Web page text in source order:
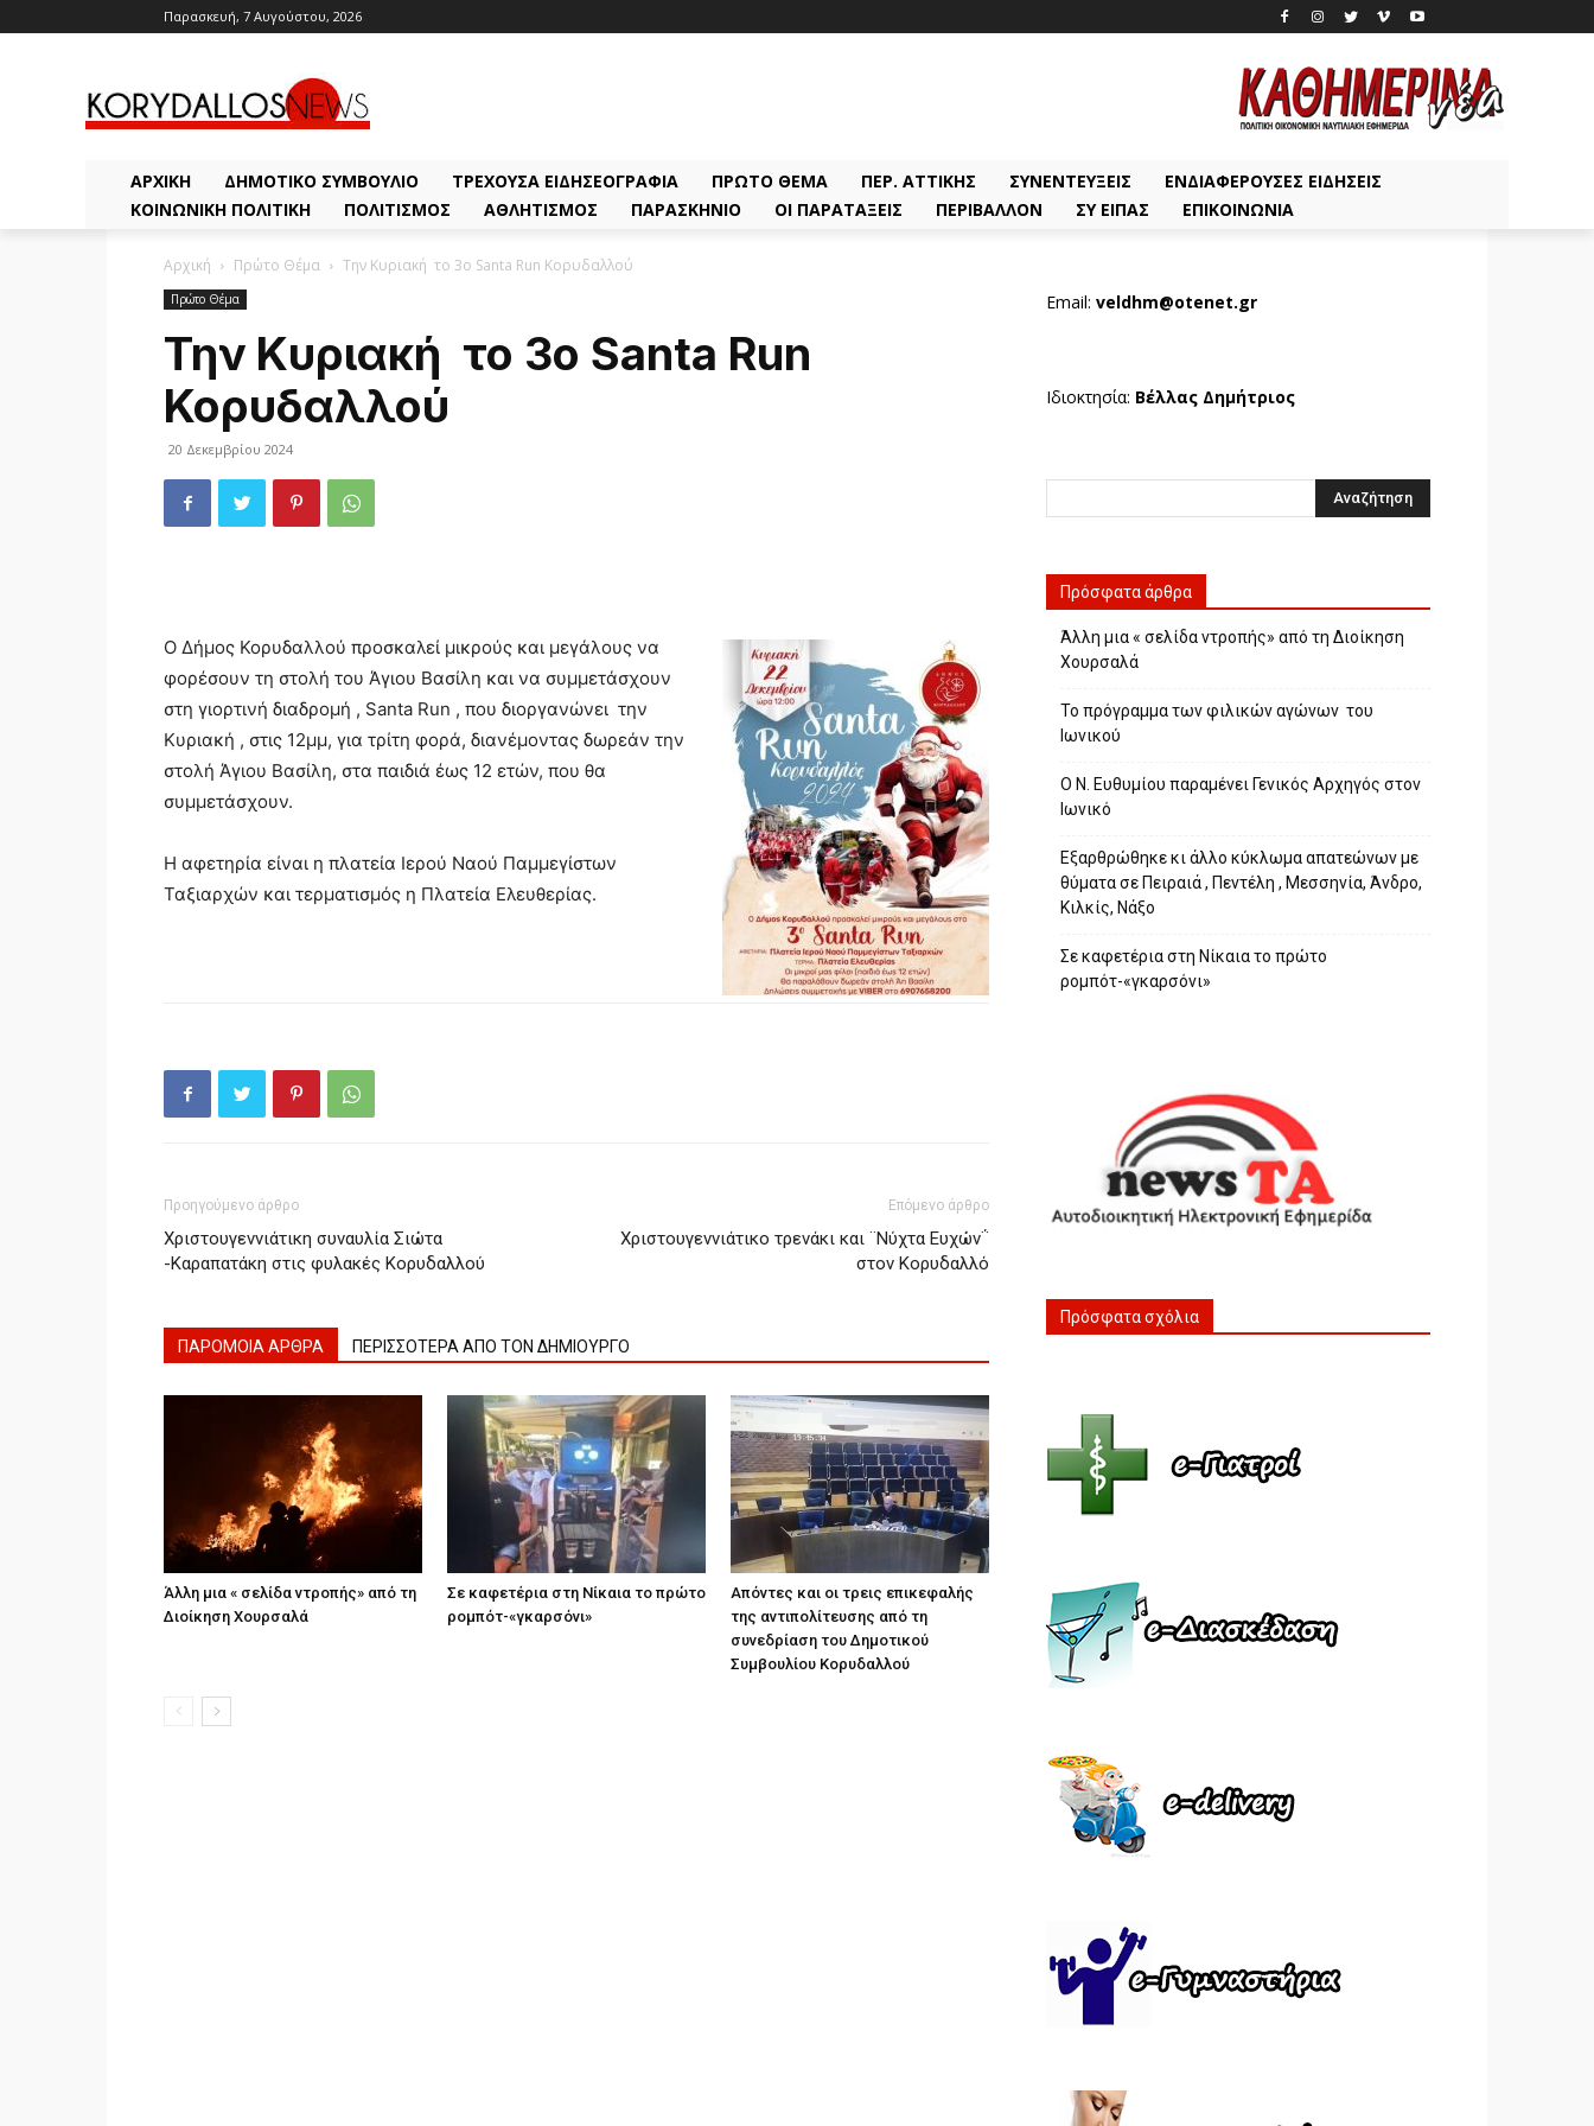
Παρασκευή, 7 Αυγούστου, 2026
ΑΡΧΙΚΗ ΔΗΜΟΤΙΚΌ ΣΥΜΒΟΎΛΙΟ ΤΡΈΧΟΥΣΑ ΕΙΔΗΣΕΟΓΡΑΦΊΑ ΠΡΏΤΟ ΘΈΜΑ ΠΕΡ. ΑΤΤΙΚΉΣ ΣΥΝΕΝΤΕΎΞΕΙΣ
ΕΝΔΙΑΦΈΡΟΥΣΕΣ ΕΙΔΉΣΕΙΣ
ΚΟΙΝΩΝΙΚΉ ΠΟΛΙΤΙΚΉ
ΠΟΛΙΤΙΣΜΌΣ ΑΘΛΗΤΙΣΜΌΣ ΠΑΡΑΣΚΉΝΙΟ ΟΙ ΠΑΡΑΤΆΞΕΙΣ ΠΕΡΙΒΆΛΛΟΝ ΣΥ ΕΊΠΑΣ ΕΠΙΚΟΙΝΩΝΊΑ
Αρχική Πρώτο Θέμα Την Κυριακή το 3ο Santa Run Κορυδαλλού
Πρώτο Θέμα
Την Κυριακή το 3ο Santa Run
Κορυδαλλού
20 Δεκεμβρίου 2024
Ο Δήμος Κορυδαλλού προσκαλεί μικρούς και μεγάλους να
φορέσουν τη στολή του Άγιου Βασίλη και να συμμετάσχουν
στη γιορτινή διαδρομή , Santa Run , που διοργανώνει την
Κυριακή , στις 12μμ, για τρίτη φορά, διανέμοντας δωρεάν την
στολή Άγιου Βασίλη, στα παιδιά έως 12 ετών, που θα
συμμετάσχουν.
Η αφετηρία είναι η πλατεία Ιερού Ναού Παμμεγίστων
Ταξιαρχών και τερματισμός η Πλατεία Ελευθερίας.
Προηγούμενο άρθρο
Χριστουγεννιάτικη συναυλία Σιώτα
-Καραπατάκη στις φυλακές Κορυδαλλού
Επόμενο άρθρο
Χριστουγεννιάτικο τρενάκι και ¨Νύχτα Ευχών΅
στον Κορυδαλλό
ΠΑΡΟΜΟΙΑ ΑΡΘΡΑ ΠΕΡΙΣΣΟΤΕΡΑ ΑΠΟ ΤΟΝ ΔΗΜΙΟΥΡΓΟ
Άλλη μια « σελίδα ντροπής» από τη
Διοίκηση Χουρσαλά
Σε καφετέρια στη Νίκαια το πρώτο
ρομπότ-«γκαρσόνι»
Απόντες και οι τρεις επικεφαλής
της αντιπολίτευσης από τη
συνεδρίαση του Δημοτικού
Συμβουλίου Κορυδαλλού
Email: veldhm@otenet.gr
Ιδιοκτησία: Βέλλας Δημήτριος
Πρόσφατα άρθρα
Άλλη μια « σελίδα ντροπής» από τη Διοίκηση
Χουρσαλά
Το πρόγραμμα των φιλικών αγώνων του
Ιωνικού
Ο Ν. Ευθυμίου παραμένει Γενικός Αρχηγός στον
Ιωνικό
Εξαρθρώθηκε κι άλλο κύκλωμα απατεώνων με
θύματα σε Πειραιά , Πεντέλη , Μεσσηνία, Άνδρο,
Κιλκίς, Νάξο
Σε καφετέρια στη Νίκαια το πρώτο
ρομπότ-«γκαρσόνι»
Πρόσφατα σχόλια